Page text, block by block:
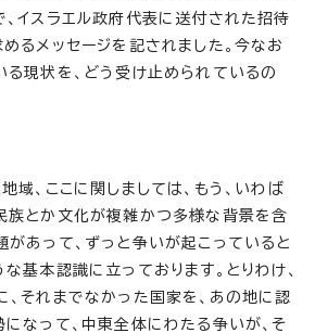
イスラエル政府代表に送付された招待
るメッセージを記されました。今なお
現状を、どう受け止められているの
域、ここに関しましては、もう、いわば
族とか文化が複雑かつ多様な背景を含
あって、ずっと争いが起こっていると
基本認識に立っております。とりわけ、
それまでなかった国家を、あの地に認
なって、中東全体にわたる争いが、そ